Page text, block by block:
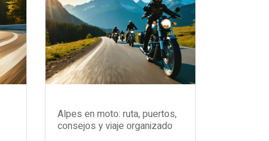
Alpes en moto: ruta, puertos,
consejos y viaje organizado